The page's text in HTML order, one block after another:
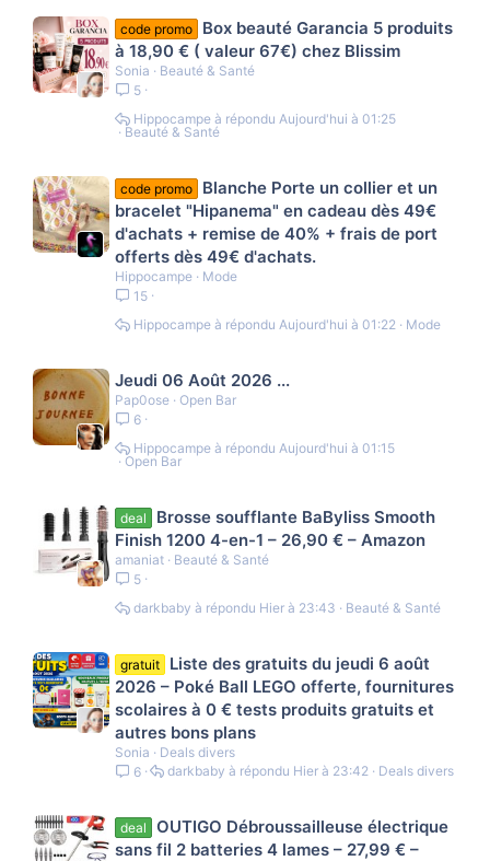
code promo
Box beauté Garancia 5 produits
à 18,90 € ( valeur 67€) chez Blissim
Sonia
Beauté & Santé
5
Beauté & Santé
Aujourd'hui à 01:25
Hippocampe
code promo
Blanche Porte un collier et un
bracelet "Hipanema" en cadeau dès 49€
d'achats + remise de 40% + frais de port
offerts dès 49€ d'achats.
Hippocampe
Mode
15
Mode
Aujourd'hui à 01:22
Hippocampe
Jeudi 06 Août 2026 ...
Pap0ose Open Bar
6
Open Bar
Aujourd'hui à 01:15
Hippocampe
deal
Brosse soufflante BaByliss Smooth
Finish 1200 4-en-1 – 26,90 € – Amazon
amaniat
Beauté & Santé
5
Beauté & Santé
Hier à 23:43
darkbaby
gratuit
Liste des gratuits du jeudi 6 août
2026 – Poké Ball LEGO offerte, fournitures
scolaires à 0 € tests produits gratuits et
autres bons plans
Sonia
Deals divers
6
Deals divers
Hier à 23:42
darkbaby
deal
OUTIGO Débroussailleuse électrique
sans fil 2 batteries 4 lames – 27,99 € –